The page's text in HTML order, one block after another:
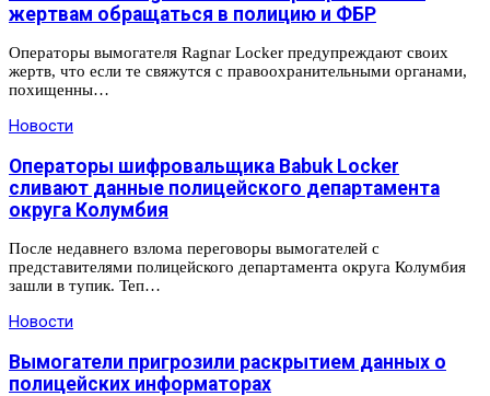
жертвам обращаться в полицию и ФБР
Операторы вымогателя Ragnar Locker предупреждают своих
жертв, что если те свяжутся с правоохранительными органами,
похищенны…
Новости
Операторы шифровальщика Babuk Locker
сливают данные полицейского департамента
округа Колумбия
После недавнего взлома переговоры вымогателей с
представителями полицейского департамента округа Колумбия
зашли в тупик. Теп…
Новости
Вымогатели пригрозили раскрытием данных о
полицейских информаторах